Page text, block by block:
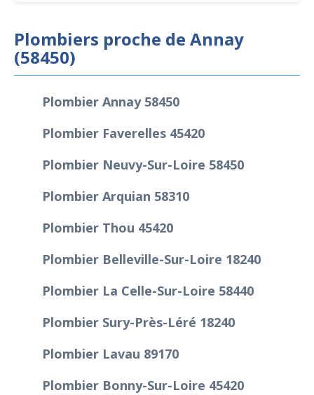
Plombiers proche de Annay
(58450)
Plombier Annay 58450
Plombier Faverelles 45420
Plombier Neuvy-Sur-Loire 58450
Plombier Arquian 58310
Plombier Thou 45420
Plombier Belleville-Sur-Loire 18240
Plombier La Celle-Sur-Loire 58440
Plombier Sury-Près-Léré 18240
Plombier Lavau 89170
Plombier Bonny-Sur-Loire 45420